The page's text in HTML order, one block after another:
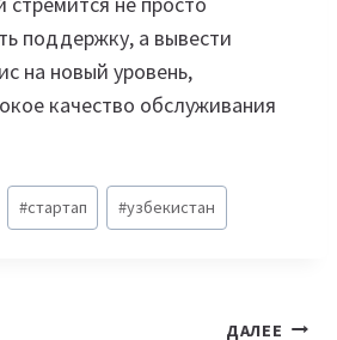
поддержку, а вывести
на новый уровень,
качество обслуживания
#стартап #узбекистан
ДАЛЕЕ